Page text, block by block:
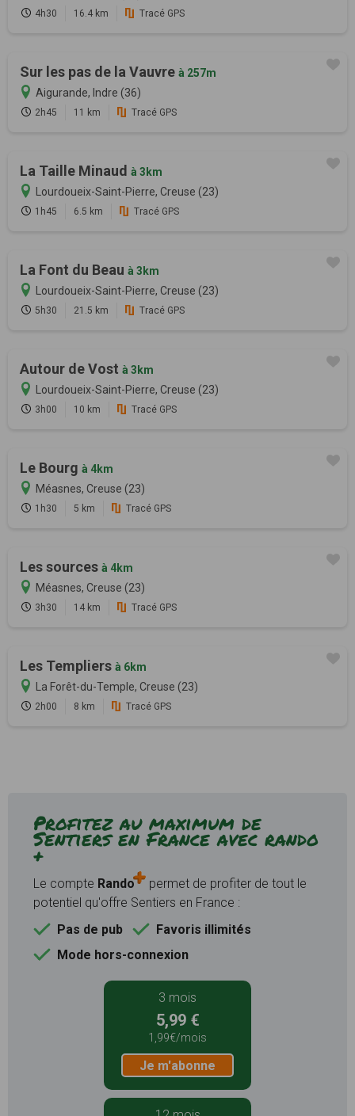
4h30 16.4 km Tracé GPS
Sur les pas de la Vauvre à 257m
Aigurande, Indre (36)
2h45 11 km Tracé GPS
La Taille Minaud à 3km
Lourdoueix-Saint-Pierre, Creuse (23)
1h45 6.5 km Tracé GPS
La Font du Beau à 3km
Lourdoueix-Saint-Pierre, Creuse (23)
5h30 21.5 km Tracé GPS
Autour de Vost à 3km
Lourdoueix-Saint-Pierre, Creuse (23)
3h00 10 km Tracé GPS
Le Bourg à 4km
Méasnes, Creuse (23)
1h30 5 km Tracé GPS
Les sources à 4km
Méasnes, Creuse (23)
3h30 14 km Tracé GPS
Les Templiers à 6km
La Forêt-du-Temple, Creuse (23)
2h00 8 km Tracé GPS
Profitez au maximum de
Sentiers en France avec rando
+
Le compte Rando
permet de profiter de tout le
potentiel qu'offre Sentiers en France :
Pas de pub
Favoris illimités
Mode hors-connexion
3 mois
5,99 €
1,99€/mois
Je m'abonne